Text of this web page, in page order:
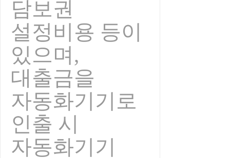
담보권
설정비용 등이
있으며,
대출금을
자동화기기로
인출 시
자동화기기